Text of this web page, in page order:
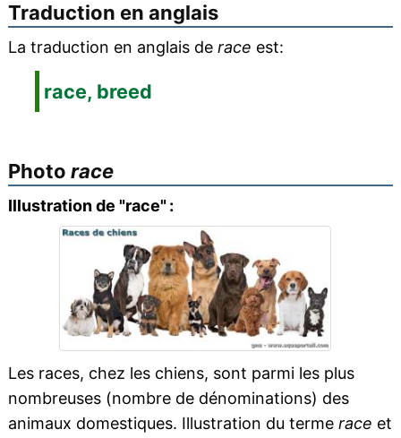
Traduction en anglais
La traduction en anglais de race est:
race, breed
Photo race
Illustration de "race" :
Les races, chez les chiens, sont parmi les plus
nombreuses (nombre de dénominations) des
animaux domestiques. Illustration du terme race et